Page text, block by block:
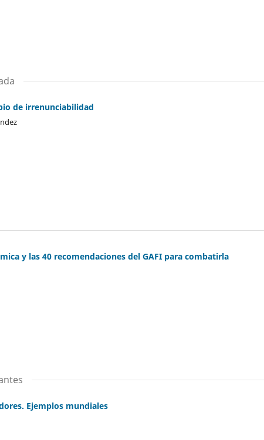
de irrenunciabilidad
y las 40 recomendaciones del GAFI para combatirla
Ejemplos mundiales